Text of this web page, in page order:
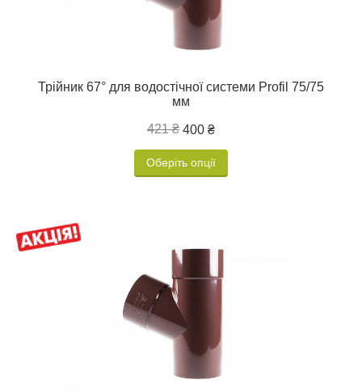
Трійник 67° для водостічної системи Profil 75/75
мм
421 ₴ 400 ₴
Оберіть опції